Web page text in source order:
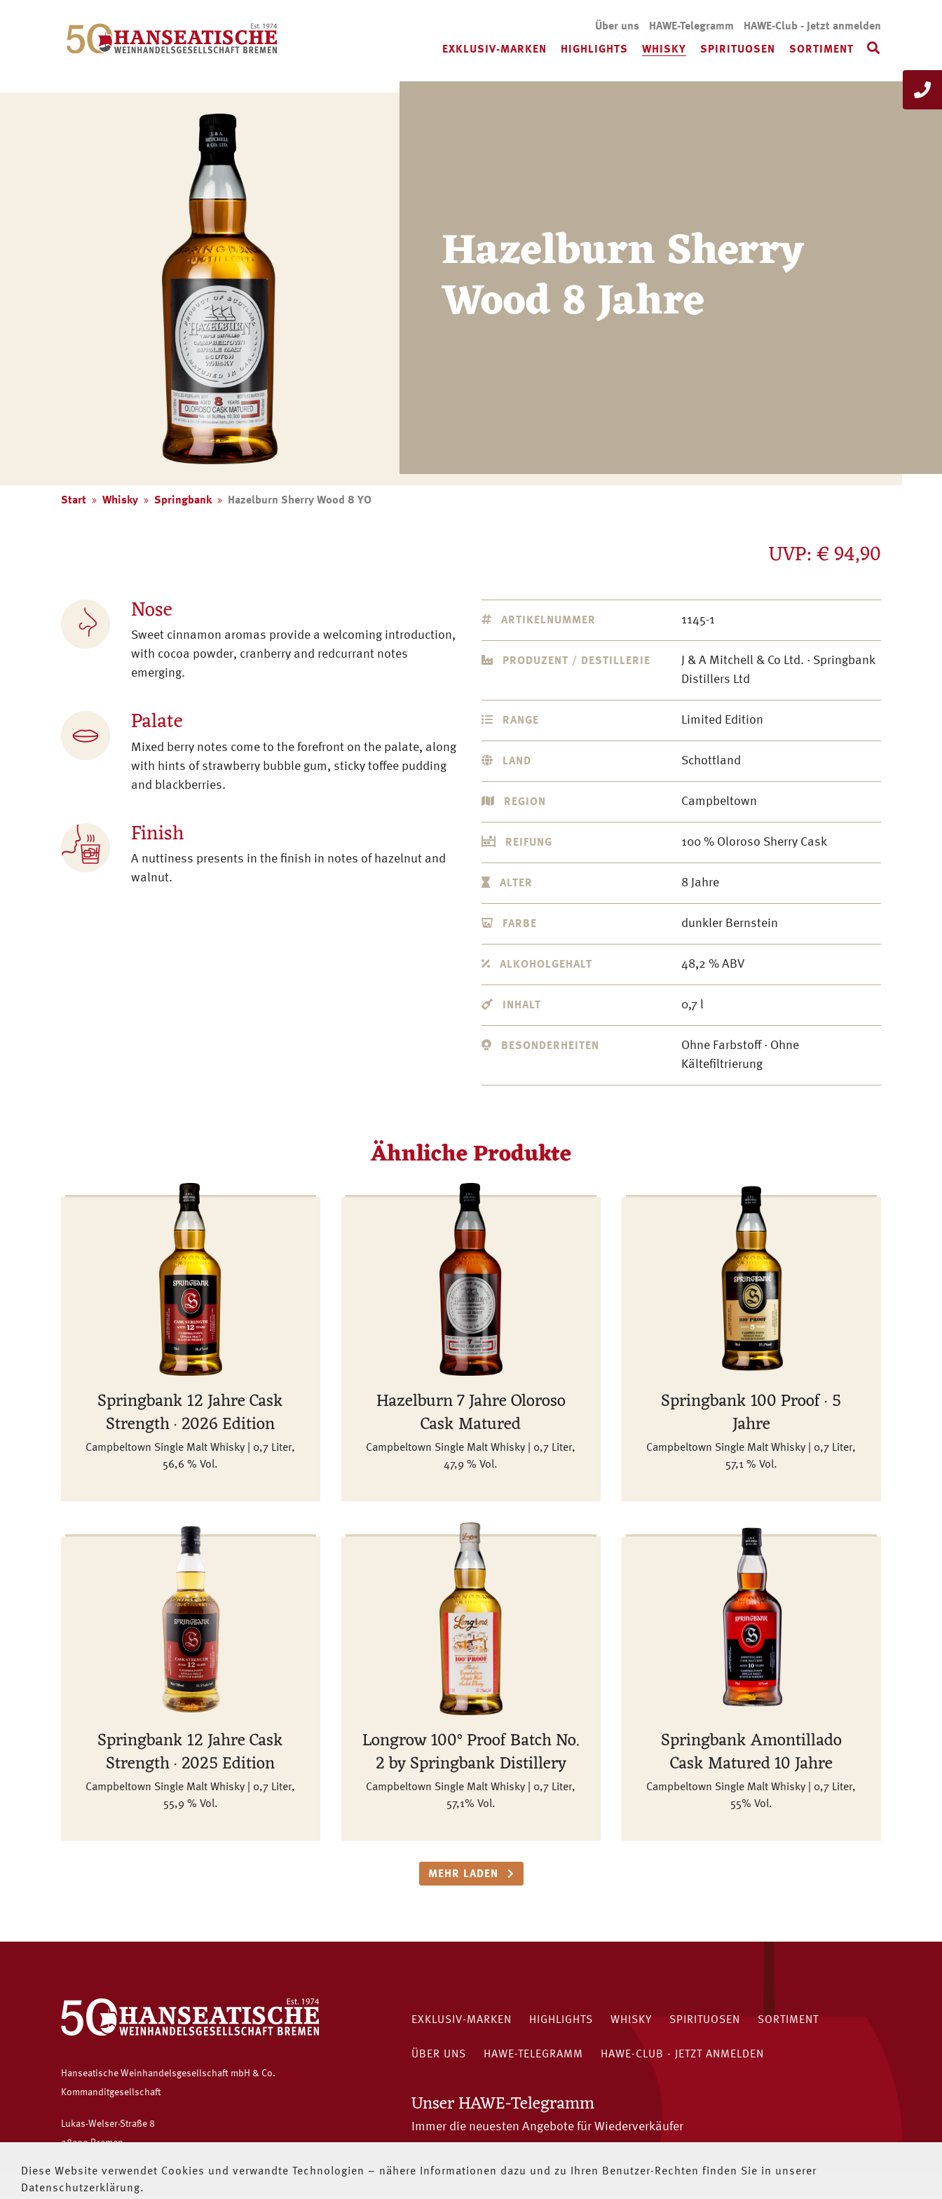
Diese Website verwendet Cookies und verwandte Technologien – nähere Informationen dazu und zu Ihren Benutzer-Rechten finden Sie in unserer
Datenschutzerklärung.
Über uns HAWE-Telegramm HAWE-Club - Jetzt anmelden
EXKLUSIV-MARKEN HIGHLIGHTS WHISKY SPIRITUOSEN SORTIMENT
Hazelburn Sherry
Wood 8 Jahre
Start Whisky Springbank Hazelburn Sherry Wood 8 YO
UVP: € 94,90
Nose
Sweet cinnamon aromas provide a welcoming introduction,
with cocoa powder, cranberry and redcurrant notes
emerging.
Palate
Mixed berry notes come to the forefront on the palate, along
with hints of strawberry bubble gum, sticky toffee pudding
and blackberries.
Finish
A nuttiness presents in the finish in notes of hazelnut and
walnut.
ARTIKELNUMMER 1145-1
PRODUZENT / DESTILLERIE
J & A Mitchell & Co Ltd. · Springbank
Distillers Ltd
RANGE Limited Edition
LAND Schottland
REGION Campbeltown
REIFUNG 100 % Oloroso Sherry Cask
ALTER 8 Jahre
FARBE dunkler Bernstein
ALKOHOLGEHALT 48,2 % ABV
INHALT 0,7 l
BESONDERHEITEN
Ohne Farbstoff · Ohne
Kältefiltrierung
Ähnliche Produkte
Springbank 12 Jahre Cask
Strength · 2026 Edition
Campbeltown Single Malt Whisky | 0,7 Liter,
56,6 % Vol.
Hazelburn 7 Jahre Oloroso
Cask Matured
Campbeltown Single Malt Whisky | 0,7 Liter,
47,9 % Vol.
Springbank 100 Proof · 5
Jahre
Campbeltown Single Malt Whisky | 0,7 Liter,
57,1 % Vol.
Springbank 12 Jahre Cask
Strength · 2025 Edition
Campbeltown Single Malt Whisky | 0,7 Liter,
55,9 % Vol.
Longrow 100° Proof Batch No.
2 by Springbank Distillery
Campbeltown Single Malt Whisky | 0,7 Liter,
57,1% Vol.
Springbank Amontillado
Cask Matured 10 Jahre
Campbeltown Single Malt Whisky | 0,7 Liter,
55% Vol.
MEHR LADEN
Hanseatische Weinhandelsgesellschaft mbH & Co.
Kommanditgesellschaft
Lukas-Welser-Straße 8
28309 Bremen
Telefon:+49 (0) 421 54 94 93
Telefax: +49 (0) 421 5 49 49 49
EXKLUSIV-MARKEN HIGHLIGHTS WHISKY SPIRITUOSEN SORTIMENT
ÜBER UNS HAWE-TELEGRAMM HAWE-CLUB - JETZT ANMELDEN
Unser HAWE-Telegramm
Immer die neuesten Angebote für Wiederverkäufer